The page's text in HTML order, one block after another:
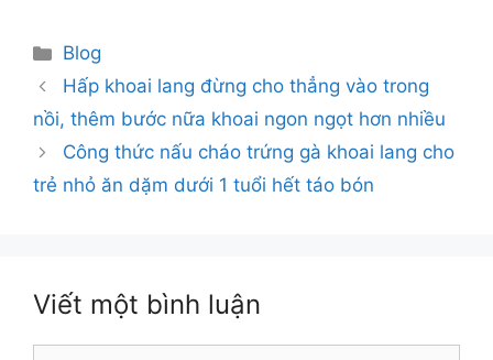
Danh
mục
Blog
Hấp khoai lang đừng cho thẳng vào trong
nồi, thêm bước nữa khoai ngon ngọt hơn nhiều
Công thức nấu cháo trứng gà khoai lang cho
trẻ nhỏ ăn dặm dưới 1 tuổi hết táo bón
Viết một bình luận